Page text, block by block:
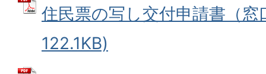
住民票の写し交付申請書（
122.1KB)